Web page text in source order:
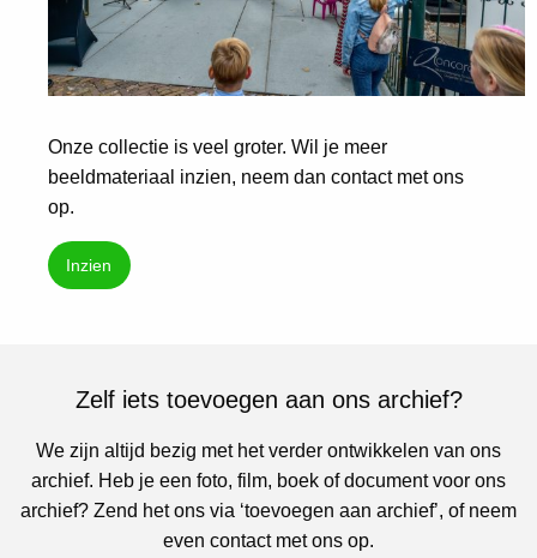
Onze collectie is veel groter. Wil je meer
beeldmateriaal inzien, neem dan contact met ons
op.
Inzien
Zelf iets toevoegen aan ons archief?
We zijn altijd bezig met het verder ontwikkelen van ons
archief. Heb je een foto, film, boek of document voor ons
archief? Zend het ons via ‘toevoegen aan archief’, of neem
even contact met ons op.